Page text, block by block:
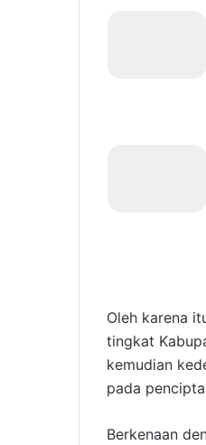
Oleh karena
tingkat
kemudian
pada
Berkenaan